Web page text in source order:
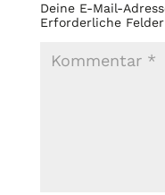
Deine E-Mail-
Erforderliche